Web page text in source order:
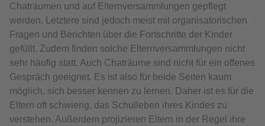
Chaträumen und auf Elternversammlungen gepflegt
werden. Letztere sind jedoch meist mit organisatorischen
Fragen und Berichten über die Fortschritte der Kinder
gefüllt. Zudem finden solche Elternversammlungen nicht
sehr häufig statt. Auch Chaträume sind nicht für ein offenes
Gespräch geeignet. Es ist also für beide Seiten kaum
möglich, sich besser kennen zu lernen. Daher ist es für die
Eltern oft schwierig, das Schulleben ihres Kindes zu
verstehen. Außerdem projizieren Eltern in der Regel ihre